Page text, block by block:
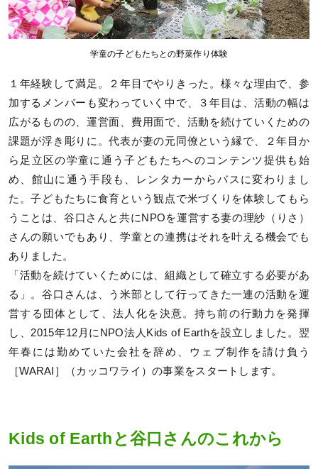
学童の子どもたちとの野菜作り体験
１年経験して満足。２年目でやりきった。様々な理由で、参
加するメンバーも変わっていく中で、３年目は、活動の幅は
広がるものの、運営面、費用面で、活動を続けていくための
課題が浮き彫りに。代表が妻の元同僚という縁で、２年目か
ら足立区の学童に通う子どもたちへのコンテンツ提供も始
め、館山に通う手段も、レンタカーからバスに変わりまし
た。子どもたちに食育という観点で米づくりを体験してもら
うことは、谷口さんと共にNPOを運営する妻の理紗（りさ）
さんの願いでもあり、学童との連携はそれを叶える機会でも
ありました。
「活動を続けていくためには、組織として確立する必要があ
る」。谷口さんは、う米部として行ってきた一連の活動を運
営する団体として、法人化を決意。持ち前の行動力を発揮
し、2015年12月にNPO法人Kids of Earthを設立しました。翌
年春には勤めていた会社を辞め、ウェブ制作を請け負う
［WARAI］（カッコワライ）の事業をスタートします。
Kids of Earthと谷口さんのこれから